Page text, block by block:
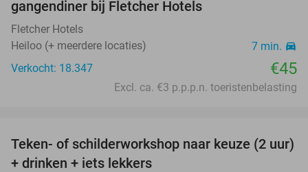
gangendiner bij Fletcher Hotels
Fletcher Hotels
Heiloo (+ meerdere locaties)
7 min. directions_car
Verkocht: 18.347 €45
Excl. ca. €3 p.p.p.n. toeristenbelasting
56%
Teken- of schilderworkshop naar keuze (2 uur)
+ drinken + iets lekkers